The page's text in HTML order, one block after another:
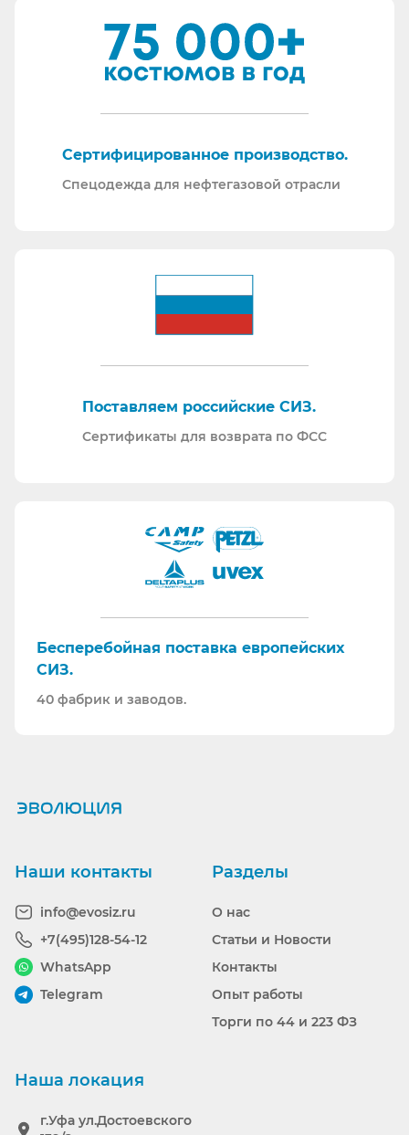
Сертифицированное производство.
Спецодежда для нефтегазовой отрасли
Поставляем российские СИЗ.
Сертификаты для возврата по ФСС
Бесперебойная поставка европейских
СИЗ.
40 фабрик и заводов.
Ранее вы смотрели
Разделы
О нас
Статьи и Новости
Контакты
Опыт работы
Торги по 44 и 223 ФЗ
Наши контакты
info@evosiz.ru
+7(495)128-54-12
WhatsApp
Telegram
Наша локация
г.Уфа ул.Достоевского